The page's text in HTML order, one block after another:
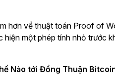
hơn về thuật toán Proof of
hiện một phép tính nhỏ trước
Nào tới Đồng Thuận